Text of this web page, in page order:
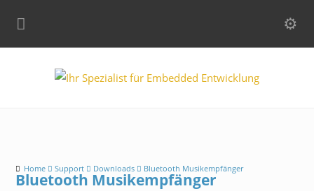
Home Support Downloads Bluetooth Musikempfänger
Bluetooth Musikempfänger